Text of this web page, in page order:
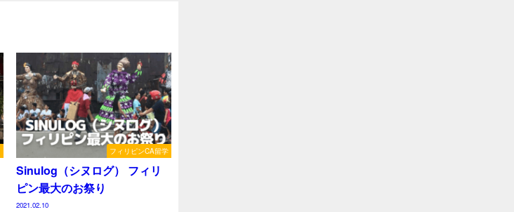
フィリピンCA留学
Sinulog（シヌログ） フィリ
ピン最大のお祭り
2021.02.10